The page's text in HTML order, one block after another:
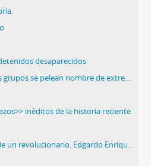
desaparecidos
¿En qué está hoy el MIR? Dos grupos se pelean nombre de extremistas del ´70
inéditos de la historia reciente
Miguel Enríquez. Evocación de un revolucionario. Edgardo Enríquez Froeden